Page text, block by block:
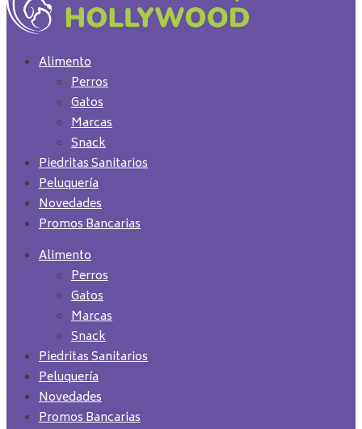
Alimento
Perros
Gatos
Marcas
Snack
Piedritas Sanitarios
Peluquería
Novedades
Promos Bancarias
Alimento
Perros
Gatos
Marcas
Snack
Piedritas Sanitarios
Peluquería
Novedades
Promos Bancarias